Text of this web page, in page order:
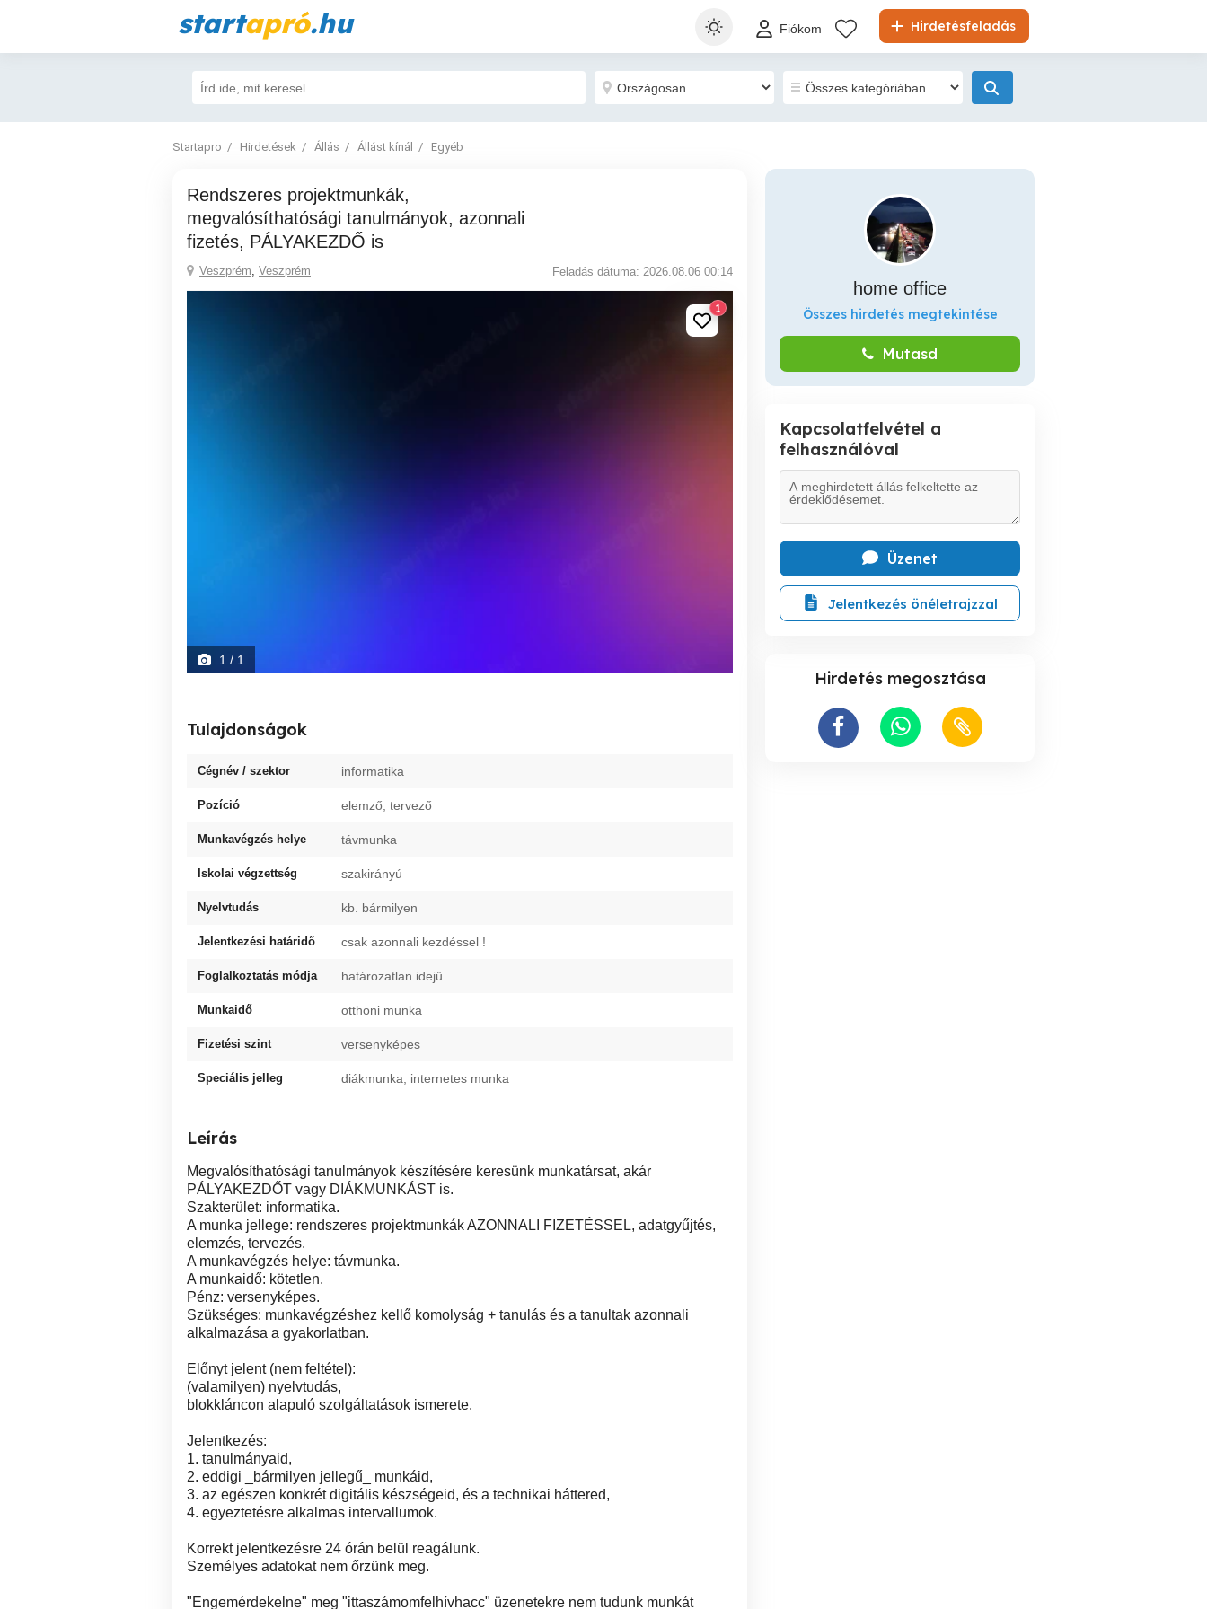
startapró.hu Hirdetésfeladás
Fiókom
Startapro Hirdetések Állás Állást kínál Egyéb
Rendszeres projektmunkák,
megvalósíthatósági tanulmányok, azonnali
fizetés, PÁLYAKEZDŐ is
Veszprém, Veszprém Feladás dátuma: 2026.08.06 00:14
1
1 / 1
Tulajdonságok
Cégnév / szektor informatika
Pozíció elemző, tervező
Munkavégzés helye távmunka
Iskolai végzettség szakirányú
Nyelvtudás kb. bármilyen
Jelentkezési határidő csak azonnali kezdéssel !
Foglalkoztatás módja határozatlan idejű
Munkaidő otthoni munka
Fizetési szint versenyképes
Speciális jelleg diákmunka, internetes munka
Leírás
Megvalósíthatósági tanulmányok készítésére keresünk munkatársat, akár
PÁLYAKEZDŐT vagy DIÁKMUNKÁST is.
Szakterület: informatika.
A munka jellege: rendszeres projektmunkák AZONNALI FIZETÉSSEL, adatgyűjtés,
elemzés, tervezés.
A munkavégzés helye: távmunka.
A munkaidő: kötetlen.
Pénz: versenyképes.
Szükséges: munkavégzéshez kellő komolyság + tanulás és a tanultak azonnali
alkalmazása a gyakorlatban.
Előnyt jelent (nem feltétel):
(valamilyen) nyelvtudás,
blokkláncon alapuló szolgáltatások ismerete.
Jelentkezés:
1. tanulmányaid,
2. eddigi _bármilyen jellegű_ munkáid,
3. az egészen konkrét digitális készségeid, és a technikai háttered,
4. egyeztetésre alkalmas intervallumok.
Korrekt jelentkezésre 24 órán belül reagálunk.
Személyes adatokat nem őrzünk meg.
"Engemérdekelne" meg "ittaszámomfelhívhacc" üzenetekre nem tudunk munkát
home office
Összes hirdetés megtekintése
Mutasd
Kapcsolatfelvétel a
felhasználóval
Üzenet
Jelentkezés önéletrajzzal
Hirdetés megosztása